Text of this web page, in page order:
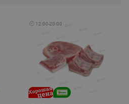
🕘 12:00-20:00